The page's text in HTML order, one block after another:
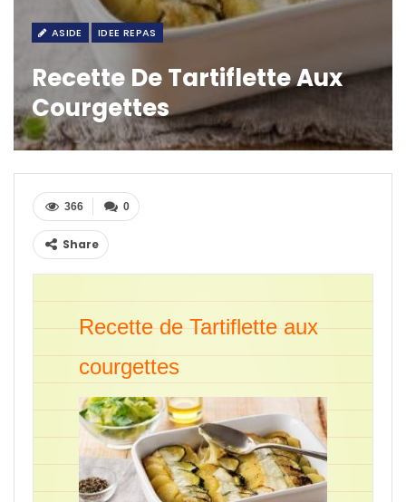
ASIDE IDEE REPAS
Recette De Tartiflette Aux
Courgettes
0
366
Share
Recette de Tartiflette aux
courgettes